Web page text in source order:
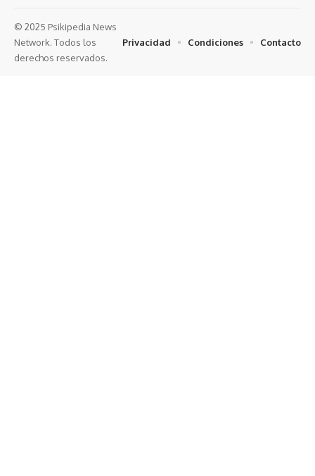
© 2025 Psikipedia News
Network. Todos los
derechos reservados.
Privacidad Condiciones Contacto